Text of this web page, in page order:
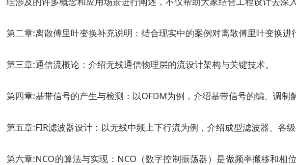
第二章:离散傅里叶变换补充说明：结合现实中的案例对离散傅里叶变换进
第三章:通信流概论：介绍无线通信物理层的流设计架构与关键技术。
第四章:基带信号的产生与检测：以OFDM为例，介绍基带信号的编、调
第五章:FIR滤波器设计：以无线中频上下行流为例，介绍成型滤波器、各级
第六章:NCO的算法与实现：NCO（数字控制振荡器）是做频率搬移和